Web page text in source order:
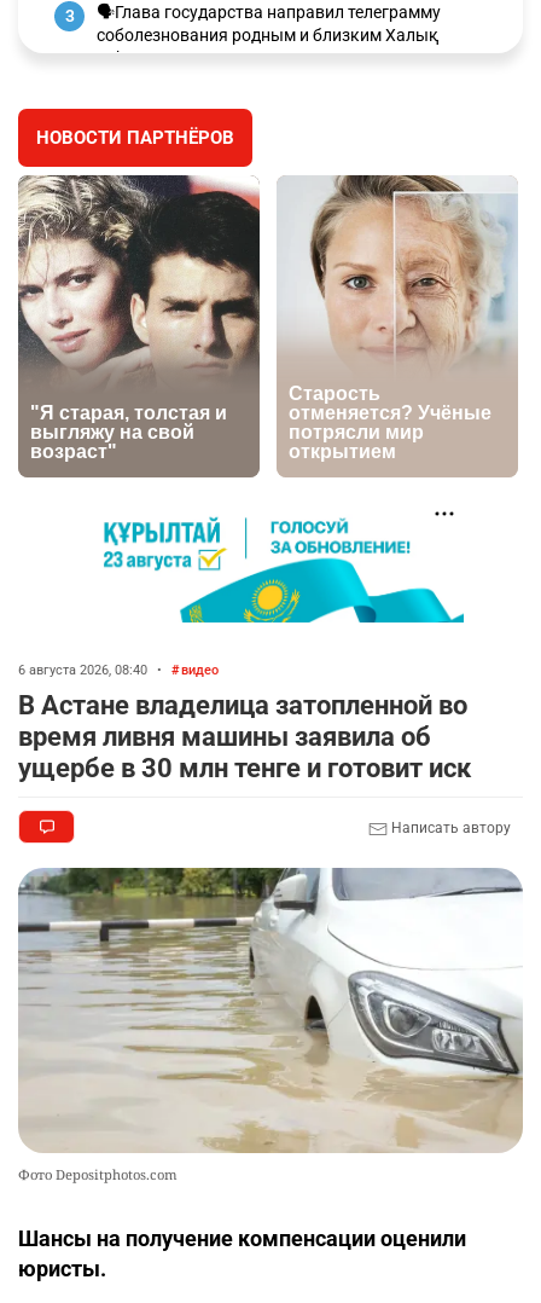
3
🗣Глава государства направил телеграмму
соболезнования родным и близким Халық
қаһарманы Ивана Гапича
🇫🇷 Клуб ПСЖ объявил об открытии своей
футбольной академии в Астане
2621 2 39
5
🇺🇸🇯🇵 США и Япония провели совместную
интервенцию для спасения иены
2686 1 16
2716 6
Казахстане продолжают расти цены на
баранину и конину
2374 5 17
9
🎬 Умер известный казахстанский
кинорежиссёр Ардак Амиркулов
10
2331 1 22
НОВОСТИ ПАРТНЁРОВ
6 августа 2026, 08:40 • видео
В Астане владелица затопленной во
время ливня машины заявила об
ущербе в 30 млн тенге и готовит иск
Написать автору
Фото Depositphotos.com
Шансы на получение компенсации оценили
юристы.